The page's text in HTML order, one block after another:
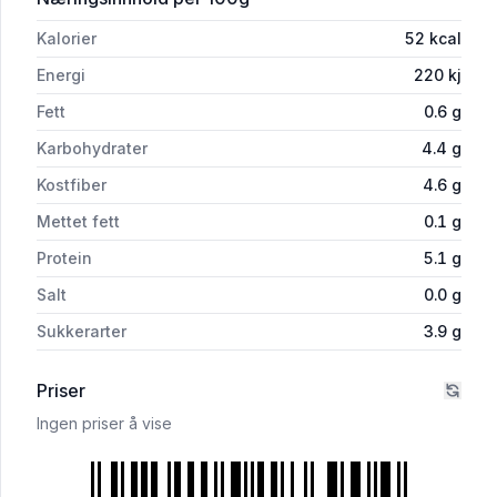
Kalorier 52 kcal
Energi
220 kj
Fett
0.6 g
Karbohydrater
4.4 g
Kostfiber
4.6 g
Mettet fett
0.1 g
Protein
5.1 g
Salt
0.0 g
Sukkerarter
3.9 g
Priser
Ingen priser å vise